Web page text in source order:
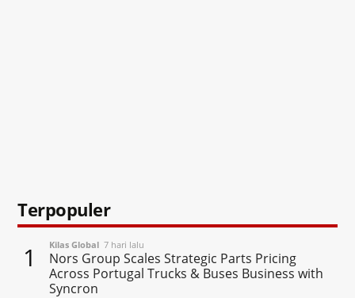
Terpopuler
1 Kilas Global 7 hari lalu
Nors Group Scales Strategic Parts Pricing
Across Portugal Trucks & Buses Business with
Syncron